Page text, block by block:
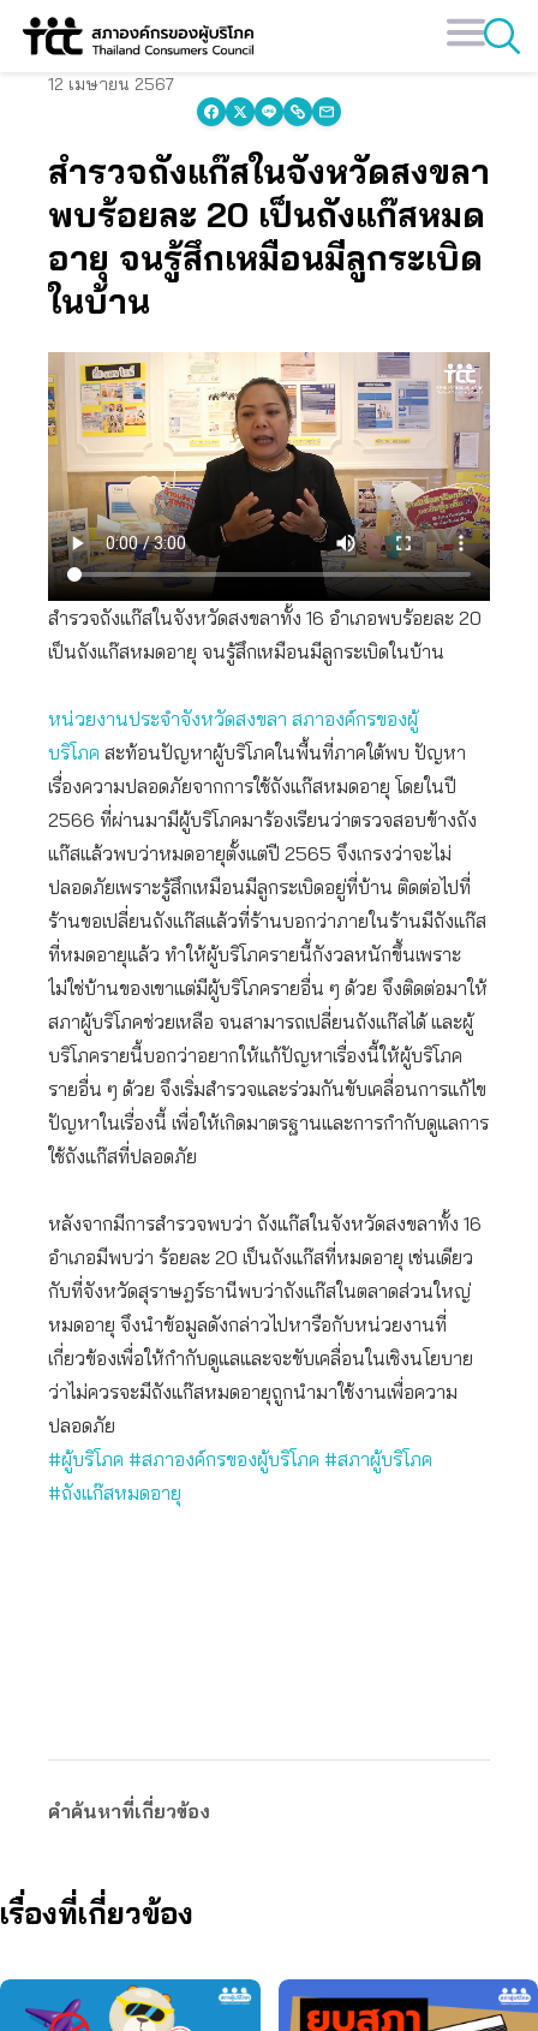
Skip
12 เมษายน 2567
สำรวจถังแก๊สในจังหวัดสงขลา
พบร้อยละ 20 เป็นถังแก๊สหมด
อายุ จนรู้สึกเหมือนมีลูกระเบิด
ในบ้าน
สำรวจถังแก๊สในจังหวัดสงขลาทั้ง 16 อำเภอพบร้อยละ 20
เป็นถังแก๊สหมดอายุ จนรู้สึกเหมือนมีลูกระเบิดในบ้าน
หน่วยงานประจำจังหวัดสงขลา สภาองค์กรของผู้
บริโภค สะท้อนปัญหาผู้บริโภคในพื้นที่ภาคใต้พบ ปัญหา
เรื่องความปลอดภัยจากการใช้ถังแก๊สหมดอายุ โดยในปี
2566 ที่ผ่านมามีผู้บริโภคมาร้องเรียนว่าตรวจสอบข้างถัง
แก๊สแล้วพบว่าหมดอายุตั้งแต่ปี 2565 จึงเกรงว่าจะไม่
ปลอดภัยเพราะรู้สึกเหมือนมีลูกระเบิดอยู่ที่บ้าน ติดต่อไปที่
ร้านขอเปลี่ยนถังแก๊สแล้วที่ร้านบอกว่าภายในร้านมีถังแก๊ส
ที่หมดอายุแล้ว ทำให้ผู้บริโภครายนี้กังวลหนักขึ้นเพราะ
ไม่ใช่บ้านของเขาแต่มีผู้บริโภครายอื่น ๆ ด้วย จึงติดต่อมาให้
สภาผู้บริโภคช่วยเหลือ จนสามารถเปลี่ยนถังแก๊สได้ และผู้
บริโภครายนี้บอกว่าอยากให้แก้ปัญหาเรื่องนี้ให้ผู้บริโภค
รายอื่น ๆ ด้วย จึงเริ่มสำรวจและร่วมกันขับเคลื่อนการแก้ไข
ปัญหาในเรื่องนี้ เพื่อให้เกิดมาตรฐานและการกำกับดูแลการ
ใช้ถังแก๊สที่ปลอดภัย
หลังจากมีการสำรวจพบว่า ถังแก๊สในจังหวัดสงขลาทั้ง 16
อำเภอมีพบว่า ร้อยละ 20 เป็นถังแก๊สที่หมดอายุ เช่นเดียว
กับที่จังหวัดสุราษฎร์ธานีพบว่าถังแก๊สในตลาดส่วนใหญ่
หมดอายุ จึงนำข้อมูลดังกล่าวไปหารือกับหน่วยงานที่
เกี่ยวข้องเพื่อให้กำกับดูแลและจะขับเคลื่อนในเชิงนโยบาย
ว่าไม่ควรจะมีถังแก๊สหมดอายุถูกนำมาใช้งานเพื่อความ
ปลอดภัย
#ผู้บริโภค #สภาองค์กรของผู้บริโภค #สภาผู้บริโภค
#ถังแก๊สหมดอายุ
คำค้นหาที่เกี่ยวข้อง
เรื่องที่เกี่ยวข้อง